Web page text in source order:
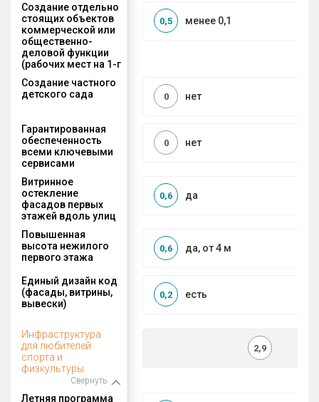
Создание отдельно
стоящих объектов
коммерческой или
общественно-
деловой функции
(рабочих мест на 1-г
менее 0,1
0,5
Создание частного
детского сада
нет
0
Гарантированная
обеспеченность
всеми ключевыми
сервисами
нет
0
Витринное
остекление
фасадов первых
этажей вдоль улиц
да
0,6
Повышенная
высота нежилого
первого этажа
да, от 4 м
0,6
Единый дизайн код
(фасады, витрины,
вывески)
есть
0,2
Инфраструктура
для любителей
спорта и
физкультуры
Свернуть
2,9
Летняя программа